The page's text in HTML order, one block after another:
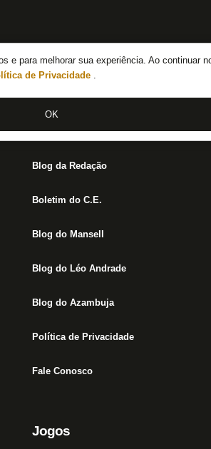
e para melhorar sua experiência. Ao continuar
de Privacidade .
OK
Notícias do Botafogo
Fórum
Jogos
Blog da Redação
Boletim do C.E.
Blog do Mansell
Blog do Léo Andrade
Blog do Azambuja
Política de Privacidade
Fale Conosco
Jogos
corrigir falhas graves